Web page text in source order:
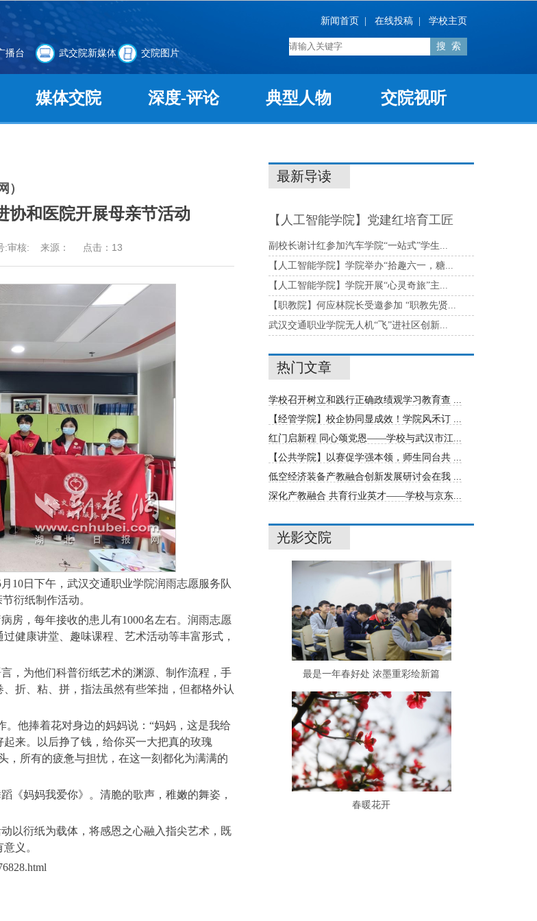
播台 武交院新媒体 交院图片
新闻首页 在线投稿 学校主页
媒体交院 深度-评论 典型人物 交院视听
）
协和医院开展母亲节活动
:审核: 来源： 点击： 13
10日下午，武汉交通职业学院润雨志愿服务队
衍纸制作活动。
房，每年接收的患儿有1000名左右。润雨志愿
健康讲堂、趣味课程、艺术活动等丰富形式，
，为他们科普衍纸艺术的渊源、制作流程，手
折、粘、拼，指法虽然有些笨拙，但都格外认
他捧着花对身边的妈妈说：“妈妈，这是我给
来。以后挣了钱，给你买一大把真的玫瑰
，所有的疲惫与担忧，在这一刻都化为满满的
《妈妈我爱你》。清脆的歌声，稚嫩的舞姿，
以衍纸为载体，将感恩之心融入指尖艺术，既
义。
最新导读
【人工智能学院】党建红培育工匠
蓝：学院...
副校长谢计红参加汽车学院“一站式”学生...
【人工智能学院】学院举办“拾趣六一，糖...
【人工智能学院】学院开展“心灵奇旅”主...
【职教院】何应林院长受邀参加 “职教先贤...
武汉交通职业学院无人机“飞”进社区创新...
热门文章
学校召开树立和践行正确政绩观学习教育查 ...
【经管学院】校企协同显成效！学院风禾订 ...
红门启新程 同心颂党恩——学校与武汉市江...
【公共学院】以赛促学强本领，师生同台共 ...
低空经济装备产教融合创新发展研讨会在我 ...
深化产教融合 共育行业英才——学校与京东...
光影交院
最是一年春好处 浓墨重彩绘新篇
春暖花开